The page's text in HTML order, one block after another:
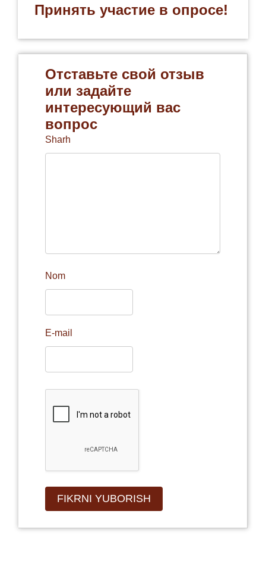
Принять участие в опросе!
Отставьте свой отзыв
или задайте
интересующий вас
вопрос
Sharh
Nom
E-mail